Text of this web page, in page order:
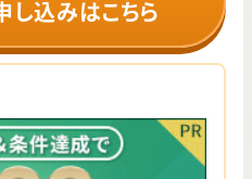
し込みはこちら